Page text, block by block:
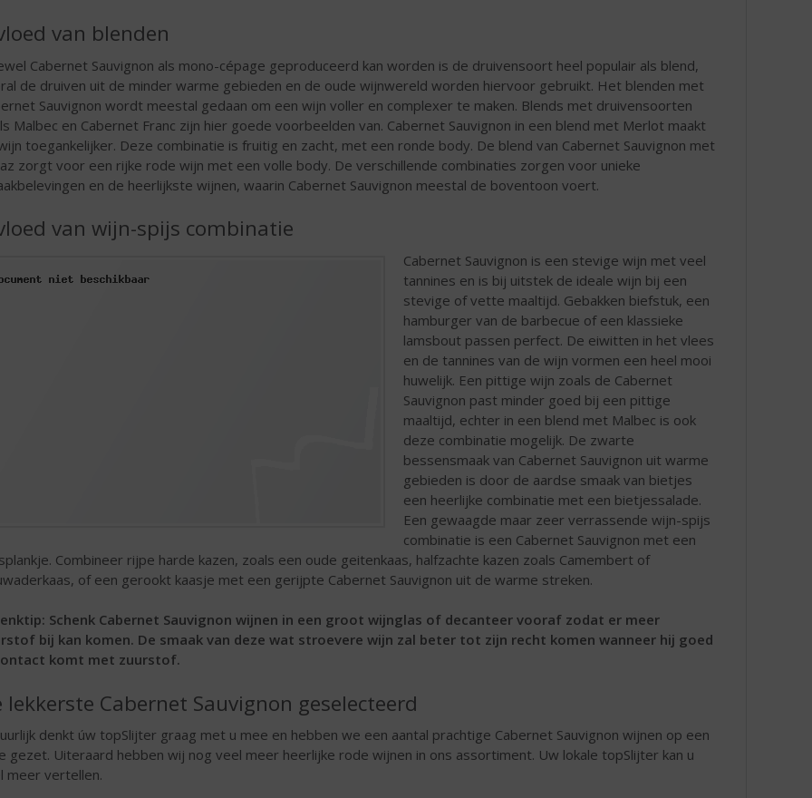
van blenden
Cabernet Sauvignon als mono-cépage geproduceerd kan worden is de druivensoort heel populair als blend,
de druiven uit de minder warme gebieden en de oude wijnwereld worden hiervoor gebruikt. Het blenden met
Sauvignon wordt meestal gedaan om een wijn voller en complexer te maken. Blends met druivensoorten
Malbec en Cabernet Franc zijn hier goede voorbeelden van. Cabernet Sauvignon in een blend met Merlot maakt
toegankelijker. Deze combinatie is fruitig en zacht, met een ronde body. De blend van Cabernet Sauvignon met
zorgt voor een rijke rode wijn met een volle body. De verschillende combinaties zorgen voor unieke
en de heerlijkste wijnen, waarin Cabernet Sauvignon meestal de boventoon voert.
van wijn-spijs combinatie
Cabernet Sauvignon is een stevige wijn met veel
tannines en is bij uitstek de ideale wijn bij een
stevige of vette maaltijd. Gebakken biefstuk, een
hamburger van de barbecue of een klassieke
lamsbout passen perfect. De eiwitten in het vlees
en de tannines van de wijn vormen een heel mooi
huwelijk. Een pittige wijn zoals de Cabernet
Sauvignon past minder goed bij een pittige
maaltijd, echter in een blend met Malbec is ook
deze combinatie mogelijk. De zwarte
bessensmaak van Cabernet Sauvignon uit warme
gebieden is door de aardse smaak van bietjes
een heerlijke combinatie met een bietjessalade.
Een gewaagde maar zeer verrassende wijn-spijs
combinatie is een Cabernet Sauvignon met een
Combineer rijpe harde kazen, zoals een oude geitenkaas, halfzachte kazen zoals Camembert of
of een gerookt kaasje met een gerijpte Cabernet Sauvignon uit de warme streken.
Schenk Cabernet Sauvignon wijnen in een groot wijnglas of decanteer vooraf zodat er meer
bij kan komen. De smaak van deze wat stroevere wijn zal beter tot zijn recht komen wanneer hij goed
komt met zuurstof.
lekkerste Cabernet Sauvignon geselecteerd
denkt úw topSlijter graag met u mee en hebben we een aantal prachtige Cabernet Sauvignon wijnen op een
gezet. Uiteraard hebben wij nog veel meer heerlijke rode wijnen in ons assortiment. Uw lokale topSlijter kan u
meer vertellen.